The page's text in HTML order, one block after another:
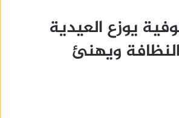
يوزع العيدية
ويهنئ